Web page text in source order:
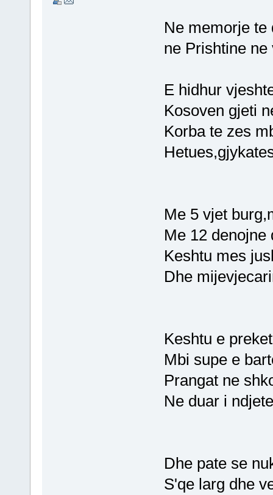
Ne memorje te
ne Prishtine ne
E hidhur
Kosoven gjeti
Korba te zes
Me 5 vjet
Me 12 denojne
Keshtu mes
Dhe
Keshtu e
Mbi supe e
Prangat ne
Ne duar i
Dhe pate se
S'qe larg dhe